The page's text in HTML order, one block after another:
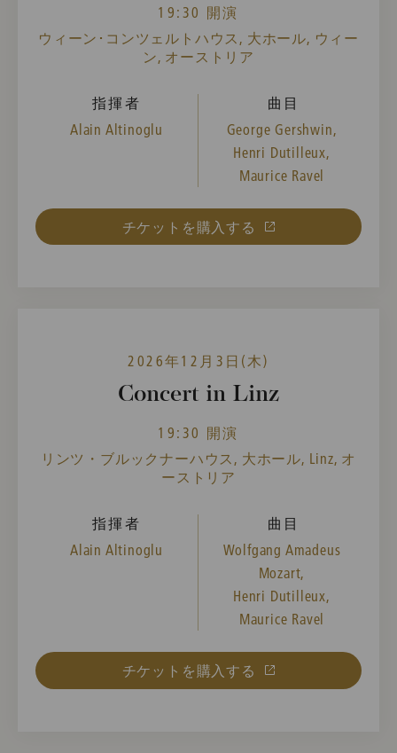
19:30 開演
ウィーン･コンツェルトハウス, 大ホール, ウィー
ン, オーストリア
指揮者
Alain Altinoglu
曲目
George Gershwin,
Henri Dutilleux,
Maurice Ravel
チケットを購入する
2026年12月3日(木)
Concert in Linz
19:30 開演
リンツ・ブルックナーハウス, 大ホール, Linz, オ
ーストリア
指揮者
Alain Altinoglu
曲目
Wolfgang Amadeus
Mozart,
Henri Dutilleux,
Maurice Ravel
チケットを購入する